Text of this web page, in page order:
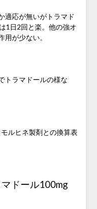
適応が無いがトラマド
1日2回と楽。他の強オ
が少ない。
トラマドールの様な
ルヒネ製剤との換算表
ドール100mg